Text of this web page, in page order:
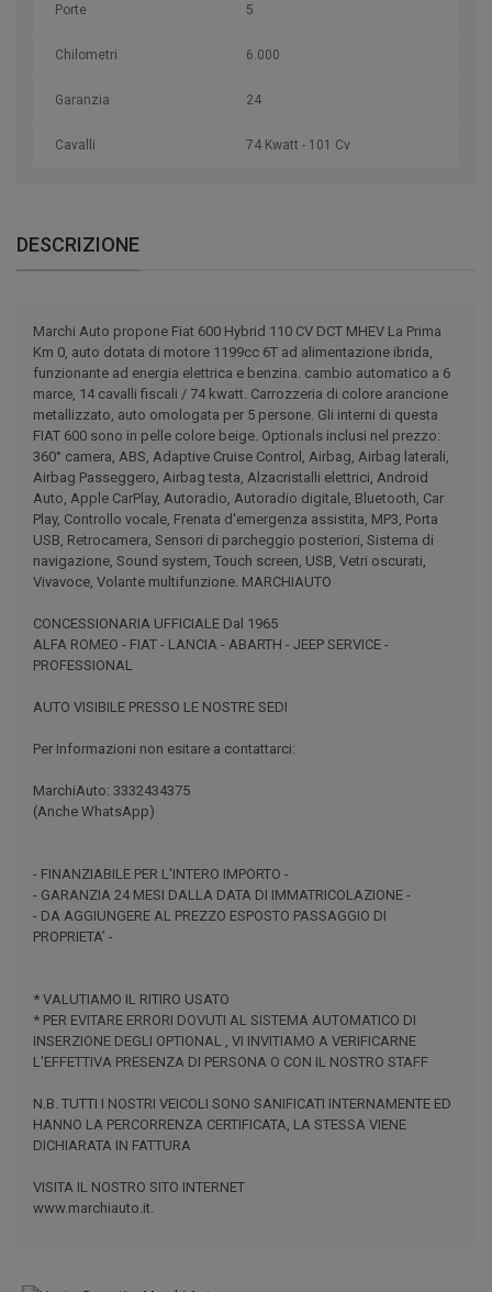
Porte 5
Chilometri 6.000
Garanzia 24
Cavalli 74 Kwatt - 101 Cv
DESCRIZIONE
Marchi Auto propone Fiat 600 Hybrid 110 CV DCT MHEV La Prima
Km 0, auto dotata di motore 1199cc 6T ad alimentazione ibrida,
funzionante ad energia elettrica e benzina. cambio automatico a 6
marce, 14 cavalli fiscali / 74 kwatt. Carrozzeria di colore arancione
metallizzato, auto omologata per 5 persone. Gli interni di questa
FIAT 600 sono in pelle colore beige. Optionals inclusi nel prezzo:
360° camera, ABS, Adaptive Cruise Control, Airbag, Airbag laterali,
Airbag Passeggero, Airbag testa, Alzacristalli elettrici, Android
Auto, Apple CarPlay, Autoradio, Autoradio digitale, Bluetooth, Car
Play, Controllo vocale, Frenata d'emergenza assistita, MP3, Porta
USB, Retrocamera, Sensori di parcheggio posteriori, Sistema di
navigazione, Sound system, Touch screen, USB, Vetri oscurati,
Vivavoce, Volante multifunzione. MARCHIAUTO
CONCESSIONARIA UFFICIALE Dal 1965
ALFA ROMEO - FIAT - LANCIA - ABARTH - JEEP SERVICE -
PROFESSIONAL
AUTO VISIBILE PRESSO LE NOSTRE SEDI
Per Informazioni non esitare a contattarci:
MarchiAuto: 3332434375
(Anche WhatsApp)
- FINANZIABILE PER L'INTERO IMPORTO -
- GARANZIA 24 MESI DALLA DATA DI IMMATRICOLAZIONE -
- DA AGGIUNGERE AL PREZZO ESPOSTO PASSAGGIO DI
PROPRIETA’ -
* VALUTIAMO IL RITIRO USATO
* PER EVITARE ERRORI DOVUTI AL SISTEMA AUTOMATICO DI
INSERZIONE DEGLI OPTIONAL , VI INVITIAMO A VERIFICARNE
L'EFFETTIVA PRESENZA DI PERSONA O CON IL NOSTRO STAFF
N.B. TUTTI I NOSTRI VEICOLI SONO SANIFICATI INTERNAMENTE ED
HANNO LA PERCORRENZA CERTIFICATA, LA STESSA VIENE
DICHIARATA IN FATTURA
VISITA IL NOSTRO SITO INTERNET
www.marchiauto.it.